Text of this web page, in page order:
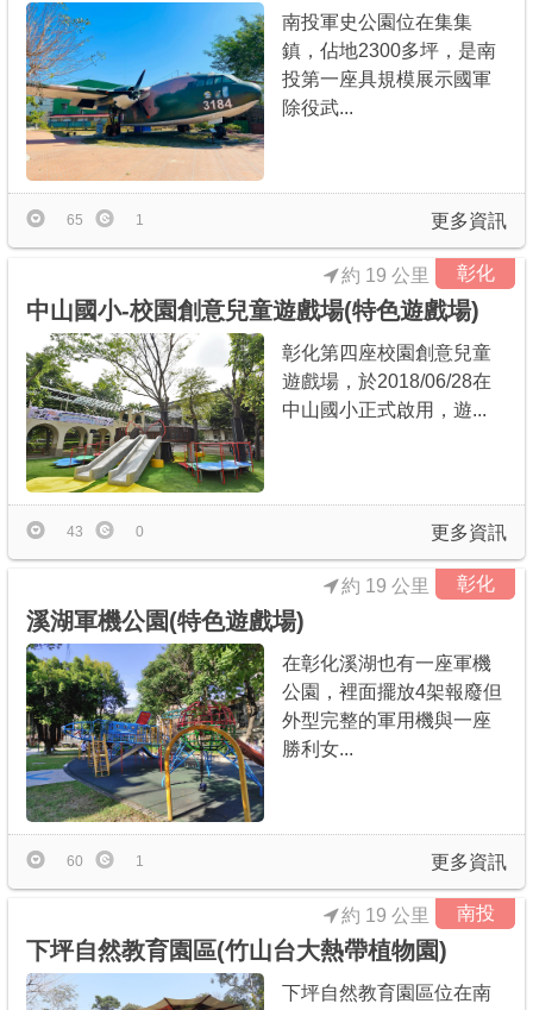
南投軍史公園位在集集
鎮，佔地2300多坪，是南
投第一座具規模展示國軍
除役武...
更多資訊
65 1
彰化
中山國小-校園創意兒童遊戲場(特色遊戲場)
約 19 公里
彰化第四座校園創意兒童
遊戲場，於2018/06/28在
中山國小正式啟用，遊...
更多資訊
43 0
彰化
溪湖軍機公園(特色遊戲場)
約 19 公里
在彰化溪湖也有一座軍機
公園，裡面擺放4架報廢但
外型完整的軍用機與一座
勝利女...
更多資訊
60 1
南投
下坪自然教育園區(竹山台大熱帶植物園)
約 19 公里
下坪自然教育園區位在南